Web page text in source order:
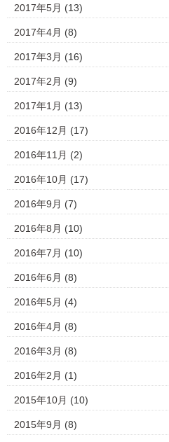
2017年5月 (13)
2017年4月 (8)
2017年3月 (16)
2017年2月 (9)
2017年1月 (13)
2016年12月 (17)
2016年11月 (2)
2016年10月 (17)
2016年9月 (7)
2016年8月 (10)
2016年7月 (10)
2016年6月 (8)
2016年5月 (4)
2016年4月 (8)
2016年3月 (8)
2016年2月 (1)
2015年10月 (10)
2015年9月 (8)